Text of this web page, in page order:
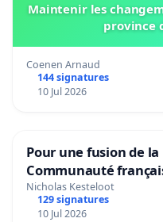
Maintenir les
province
Coenen Arnaud
144 signatures
10 Jul 2026
Pour une fusion de
Communauté
Bruxelles)
Nicholas Kesteloot
129 signatures
10 Jul 2026